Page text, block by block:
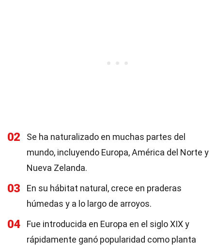
02
Se ha naturalizado en muchas partes del
mundo, incluyendo Europa, América del Norte y
Nueva Zelanda.
03
En su hábitat natural, crece en praderas
húmedas y a lo largo de arroyos.
04
Fue introducida en Europa en el siglo XIX y
rápidamente ganó popularidad como planta